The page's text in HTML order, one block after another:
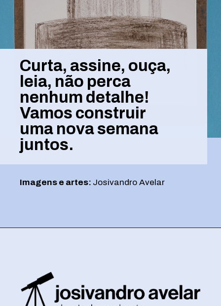
Curta, assine, ouça,
leia, não perca
nenhum detalhe!
Vamos construir
uma nova semana
juntos.
Imagens e artes: Josivandro Avelar